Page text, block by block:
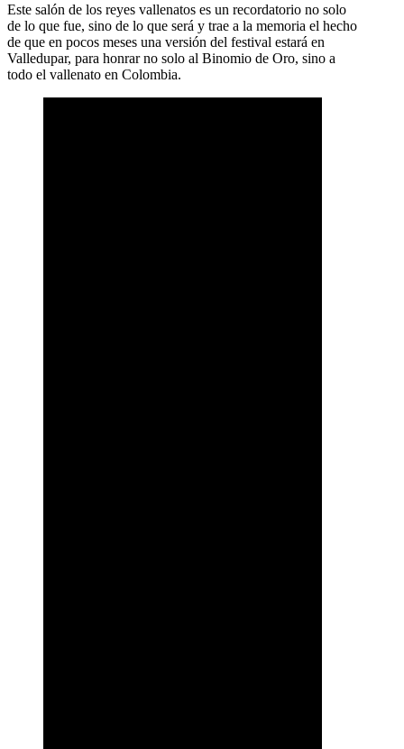
Este salón de los reyes vallenatos es un recordatorio no solo
de lo que fue, sino de lo que será y trae a la memoria el hecho
de que en pocos meses una versión del festival estará en
Valledupar, para honrar no solo al Binomio de Oro, sino a
todo el vallenato en Colombia.